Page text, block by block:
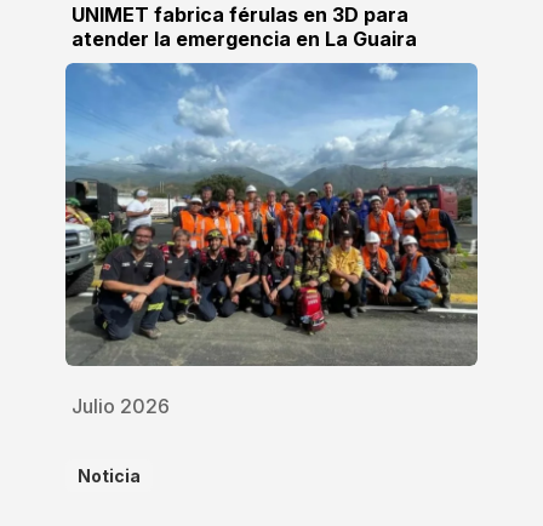
UNIMET fabrica férulas en 3D para
atender la emergencia en La Guaira
Julio 2026
Noticia